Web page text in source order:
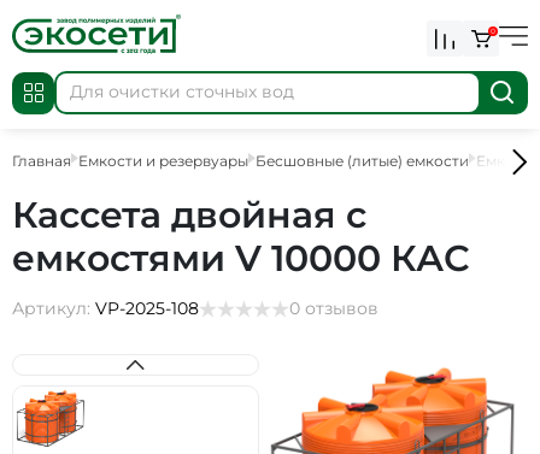
0
Главная Емкости и резервуары Бесшовные (литые) емкости
Кассета двойная с
емкостями V 10000 КАС
Артикул: VP-2025-108 0 отзывов